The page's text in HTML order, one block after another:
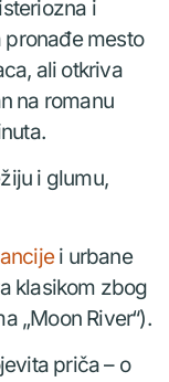
i
pronađe mesto
ali otkriva
na romanu
i glumu,
i urbane
klasikom zbog
„Moon River“).
priča – o